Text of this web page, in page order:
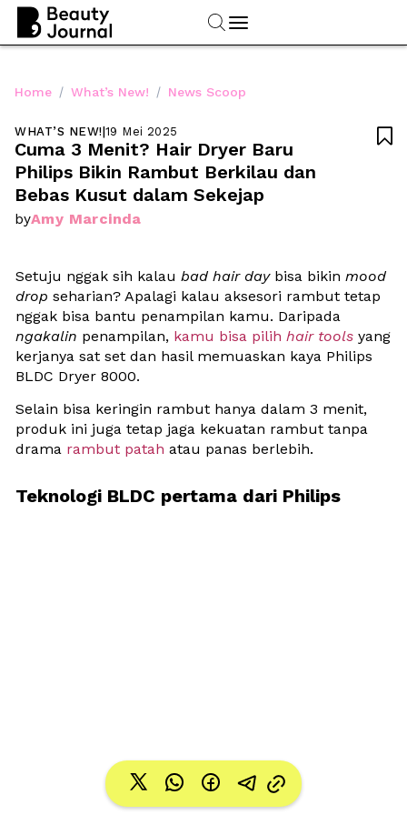
Home / What’s New! / News Scoop
WHAT’S NEW!|19 Mei 2025
Cuma 3 Menit? Hair Dryer Baru
Philips Bikin Rambut Berkilau dan
Bebas Kusut dalam Sekejap
byAmy Marcinda

Setuju nggak sih kalau bad hair day bisa bikin mood
drop seharian? Apalagi kalau aksesori rambut tetap
ngakalin penampilan, kamu bisa pilih hair tools yang
kerjanya sat set dan hasil memuaskan kaya Philips
BLDC Dryer 8000.
Selain bisa keringin rambut hanya dalam 3 menit,
produk ini juga tetap jaga kekuatan rambut tanpa
drama rambut patah atau panas berlebih.
Teknologi BLDC pertama dari Philips